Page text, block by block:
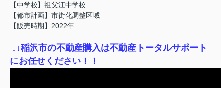
【中学校】祖父江中学校
【都市計画】市街化調整区域
【販売時期】2022年
↓ ↓稲沢市の不動産購入は不動産トータルサポート
にお任せください！！